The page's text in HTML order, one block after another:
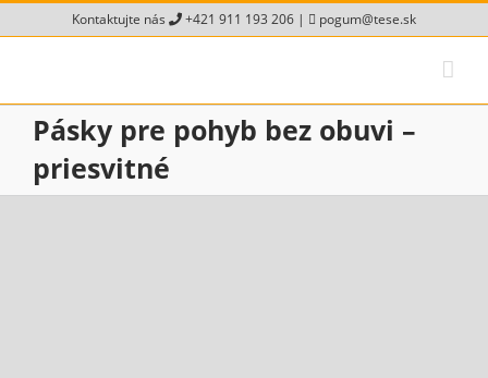
to
Kontaktujte nás +421 911 193 206 | pogum@tese.sk
Pásky pre pohyb bez obuvi –
priesvitné